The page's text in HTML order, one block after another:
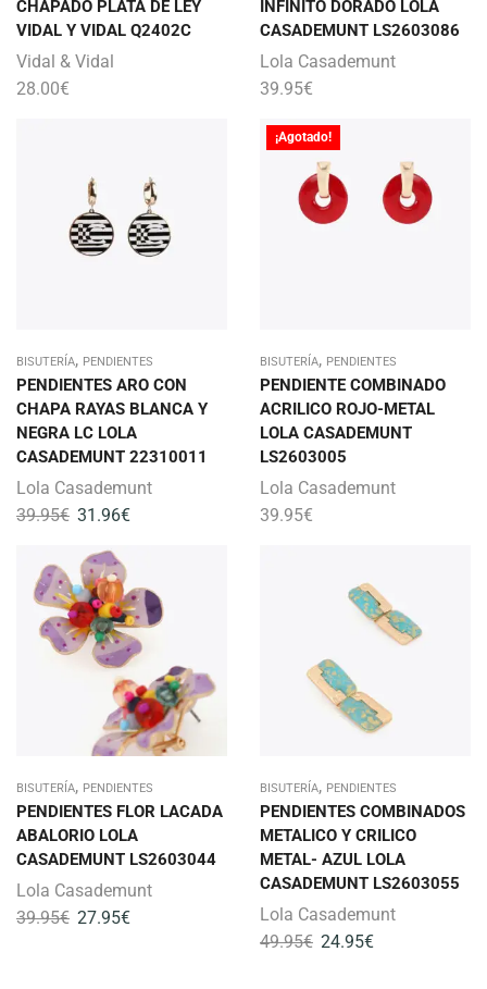
CHAPADO PLATA DE LEY
VIDAL Y VIDAL Q2402C
Vidal & Vidal
28.00€
INFINITO DORADO LOLA
CASADEMUNT LS2603086
Lola Casademunt
39.95€
BISUTERÍA, PENDIENTES
PENDIENTES ARO CON
CHAPA RAYAS BLANCA Y
NEGRA LC LOLA
CASADEMUNT 22310011
Lola Casademunt
39.95€ 31.96€
¡Agotado!
BISUTERÍA, PENDIENTES
PENDIENTE COMBINADO
ACRILICO ROJO-METAL
LOLA CASADEMUNT
LS2603005
Lola Casademunt
39.95€
BISUTERÍA, PENDIENTES
PENDIENTES FLOR LACADA
ABALORIO LOLA
CASADEMUNT LS2603044
Lola Casademunt
39.95€ 27.95€
BISUTERÍA, PENDIENTES
PENDIENTES COMBINADOS
METALICO Y CRILICO
METAL- AZUL LOLA
CASADEMUNT LS2603055
Lola Casademunt
49.95€ 24.95€